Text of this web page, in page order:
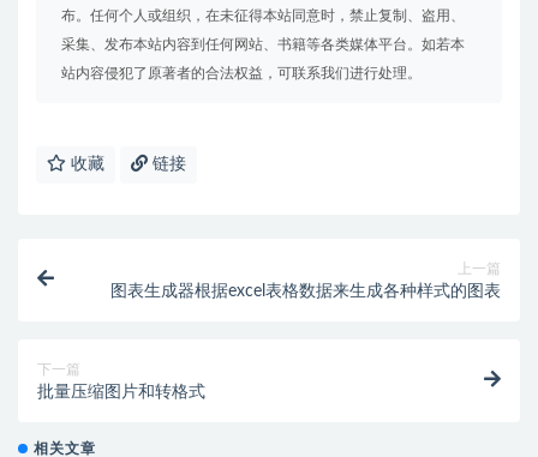
布。任何个人或组织，在未征得本站同意时，禁止复制、盗用、
采集、发布本站内容到任何网站、书籍等各类媒体平台。如若本
站内容侵犯了原著者的合法权益，可联系我们进行处理。
收藏 链接
上一篇
图表生成器根据excel表格数据来生成各种样式的图表
下一篇
批量压缩图片和转格式
相关文章